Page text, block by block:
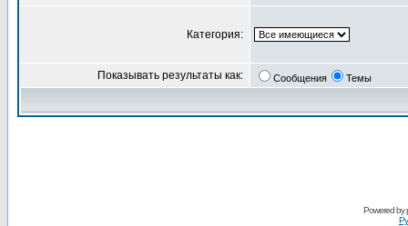
Категория:
Показывать результаты как: Сообщения Темы
Powered by